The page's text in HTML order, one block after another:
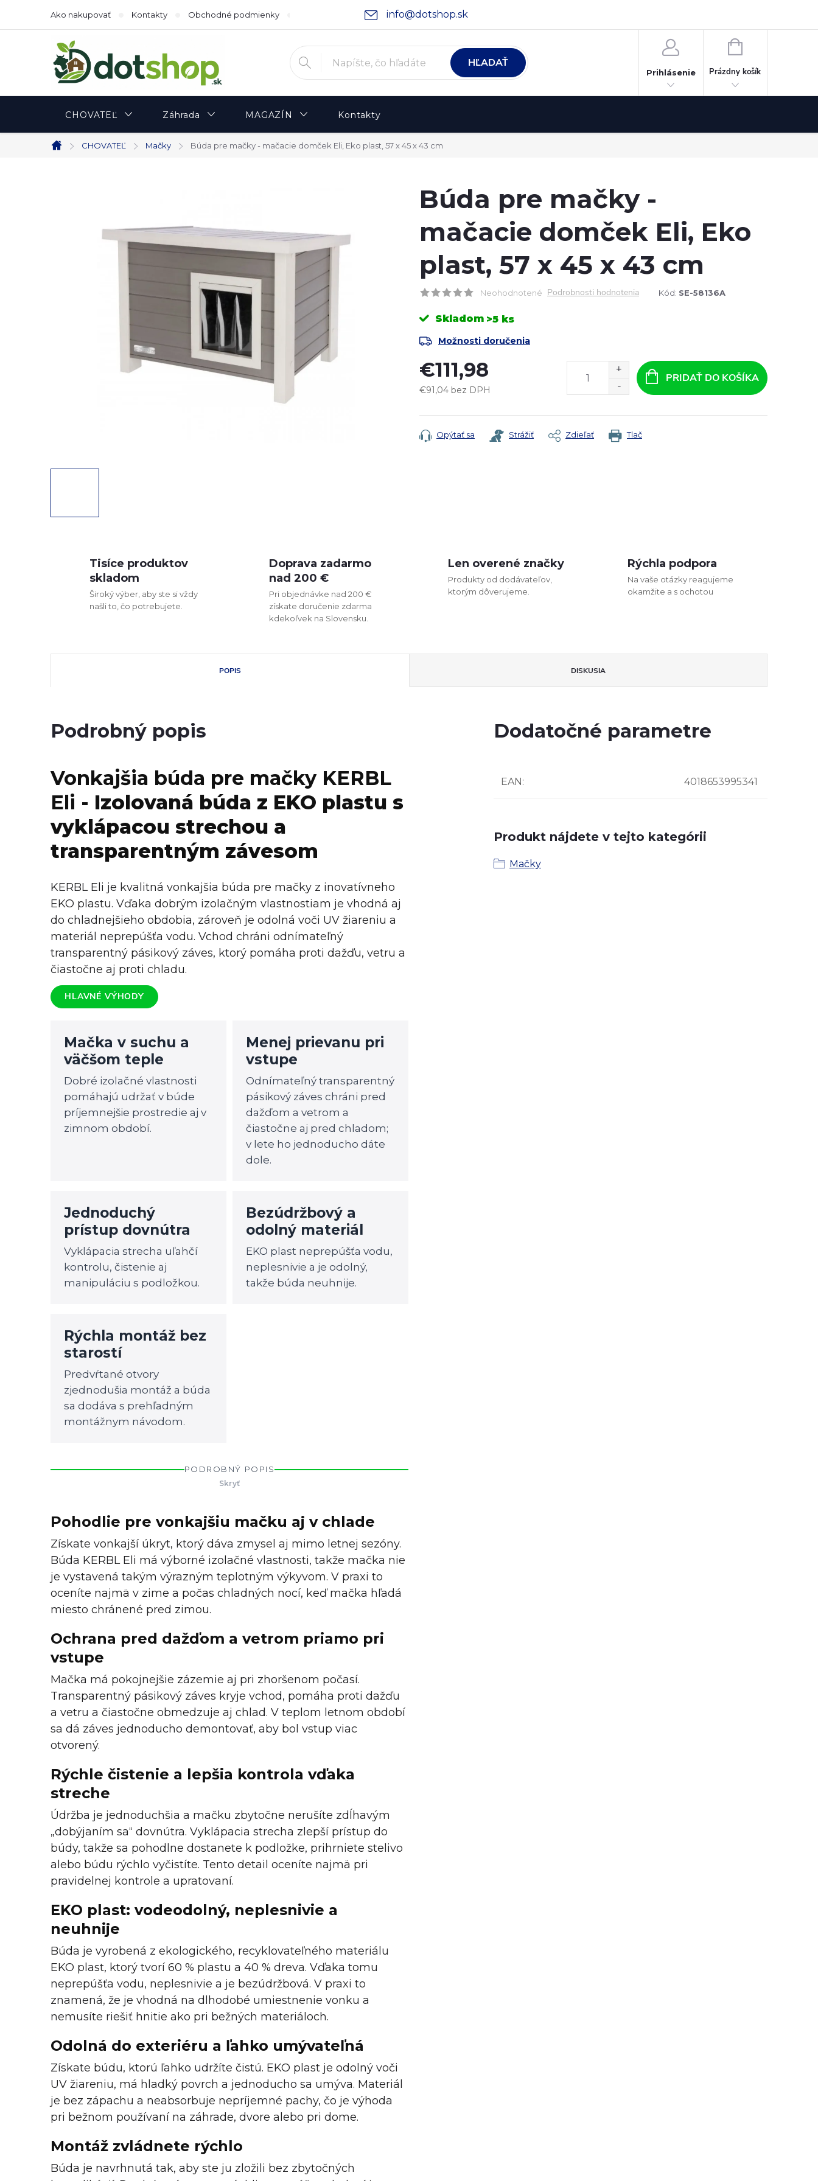
info@dotshop.sk
Ako nakupovať Kontakty Obchodné podmienky Podmienky ochrany osobných údajov
HĽADAŤ
Prihlásenie
NÁKUPNÝ
Prázdny košík
CHOVATEĽ Záhrada MAGAZÍN Kontakty
Domov
CHOVATEĽ Mačky Búda pre mačky - mačacie domček Eli, Eko plast, 57 x 45 x 43 cm
Búda pre mačky -
mačacie domček Eli, Eko
plast, 57 x 45 x 43 cm
Neohodnotené Podrobnosti hodnotenia Kód: SE-58136A
Skladom >5 ks
Možnosti doručenia
€111,98
€91,04 bez DPH
cena:
PRIDAŤ DO KOŠÍKA
Tlač
Opýtať sa Strážiť Zdieľať
Tisíce produktov
skladom
Široký výber, aby ste si vždy
našli to, čo potrebujete.
Doprava zadarmo
nad 200 €
Pri objednávke nad 200 €
získate doručenie zdarma
kdekoľvek na Slovensku.
Len overené značky
Produkty od dodávateľov,
ktorým dôverujeme.
Rýchla podpora
Na vaše otázky reagujeme
okamžite a s ochotou
POPIS DISKUSIA
Podrobný popis
Vonkajšia búda pre mačky KERBL
Eli - Izolovaná búda z EKO plastu s
vyklápacou strechou a
transparentným závesom
KERBL Eli je kvalitná vonkajšia búda pre mačky z inovatívneho
EKO plastu. Vďaka dobrým izolačným vlastnostiam je vhodná aj
do chladnejšieho obdobia, zároveň je odolná voči UV žiareniu a
materiál neprepúšťa vodu. Vchod chráni odnímateľný
transparentný pásikový záves, ktorý pomáha proti dažďu, vetru a
čiastočne aj proti chladu.
HLAVNÉ VÝHODY
Mačka v suchu a
väčšom teple
Dobré izolačné vlastnosti
pomáhajú udržať v búde
príjemnejšie prostredie aj v
zimnom období.
Menej prievanu pri
vstupe
Odnímateľný transparentný
pásikový záves chráni pred
dažďom a vetrom a
čiastočne aj pred chladom;
v lete ho jednoducho dáte
dole.
Jednoduchý
prístup dovnútra
Vyklápacia strecha uľahčí
kontrolu, čistenie aj
manipuláciu s podložkou.
Bezúdržbový a
odolný materiál
EKO plast neprepúšťa vodu,
neplesnivie a je odolný,
takže búda neuhnije.
Rýchla montáž bez
starostí
Predvŕtané otvory
zjednodušia montáž a búda
sa dodáva s prehľadným
montážnym návodom.
PODROBNÝ POPIS
Skryť
Pohodlie pre vonkajšiu mačku aj v chlade
Získate vonkajší úkryt, ktorý dáva zmysel aj mimo letnej sezóny.
Búda KERBL Eli má výborné izolačné vlastnosti, takže mačka nie
je vystavená takým výrazným teplotným výkyvom. V praxi to
oceníte najmä v zime a počas chladných nocí, keď mačka hľadá
miesto chránené pred zimou.
Ochrana pred dažďom a vetrom priamo pri
vstupe
Mačka má pokojnejšie zázemie aj pri zhoršenom počasí.
Transparentný pásikový záves kryje vchod, pomáha proti dažďu
a vetru a čiastočne obmedzuje aj chlad. V teplom letnom období
sa dá záves jednoducho demontovať, aby bol vstup viac
otvorený.
Rýchle čistenie a lepšia kontrola vďaka
streche
Údržba je jednoduchšia a mačku zbytočne nerušíte zdĺhavým
„dobýjaním sa“ dovnútra. Vyklápacia strecha zlepší prístup do
búdy, takže sa pohodlne dostanete k podložke, prihrniete stelivo
alebo búdu rýchlo vyčistíte. Tento detail oceníte najmä pri
pravidelnej kontrole a upratovaní.
EKO plast: vodeodolný, neplesnivie a
neuhnije
Búda je vyrobená z ekologického, recyklovateľného materiálu
EKO plast, ktorý tvorí 60 % plastu a 40 % dreva. Vďaka tomu
neprepúšťa vodu, neplesnivie a je bezúdržbová. V praxi to
znamená, že je vhodná na dlhodobé umiestnenie vonku a
nemusíte riešiť hnitie ako pri bežných materiáloch.
Odolná do exteriéru a ľahko umývateľná
Získate búdu, ktorú ľahko udržíte čistú. EKO plast je odolný voči
UV žiareniu, má hladký povrch a jednoducho sa umýva. Materiál
je bez zápachu a neabsorbuje nepríjemné pachy, čo je výhoda
pri bežnom používaní na záhrade, dvore alebo pri dome.
Montáž zvládnete rýchlo
Búda je navrhnutá tak, aby ste ju zložili bez zbytočných
Dodatočné parametre
EAN: 4018653995341
Produkt nájdete v tejto kategórii
Mačky